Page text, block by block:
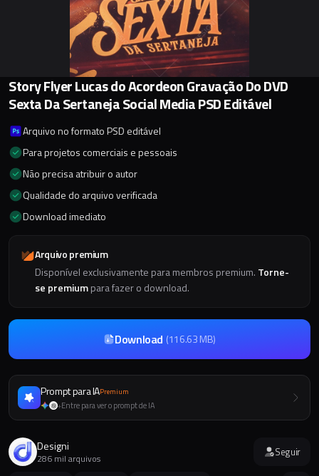
Story Flyer Lucas do Acordeon Gravação Do DVD
Sexta Da Sertaneja Social Media PSD Editável
Arquivo no formato PSD editável
Para projetos comerciais e pessoais
Não precisa atribuir o autor
Qualidade do arquivo verificada
Download imediato
Arquivo premium
Disponível exclusivamente para membros premium. Torne-
se premiumpara fazer o download.
Download (116.63 MB)
Prompt para IAPremium
+Entre para ver o prompt de IA
Designi
286 mil arquivos Seguir